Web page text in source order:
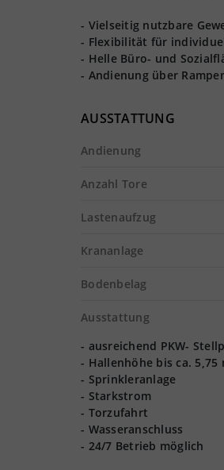
- Vielseitig nutzbare
- Flexibilität für
- Helle Büro- und
- Andienung über
AUSSTATTUNG
Andienung
Anzahl Tore
Lastenaufzug
Krananlage
Bodenbelag
Ausstattung
- ausreichend PKW-
- Hallenhöhe bis ca. 5,75
- Sprinkleranlage
- Starkstrom
- Torzufahrt
- Wasseranschluss
- 24/7 Betrieb möglich